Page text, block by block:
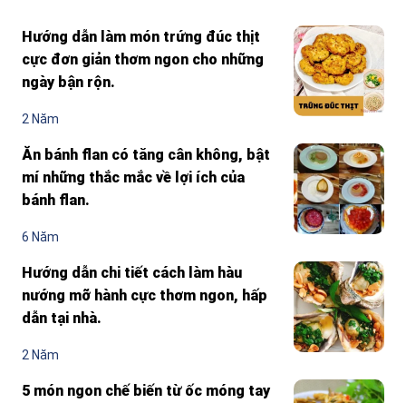
Hướng dẫn làm món trứng đúc thịt
cực đơn giản thơm ngon cho những
ngày bận rộn.
2 Năm
Ăn bánh flan có tăng cân không, bật
mí những thắc mắc về lợi ích của
bánh flan.
6 Năm
Hướng dẫn chi tiết cách làm hàu
nướng mỡ hành cực thơm ngon, hấp
dẫn tại nhà.
2 Năm
5 món ngon chế biến từ ốc móng tay